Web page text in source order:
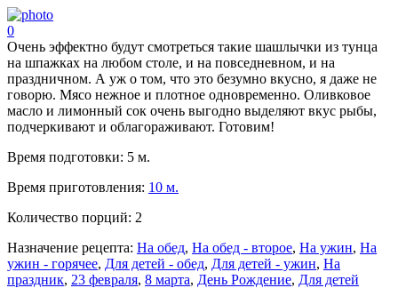
0
Очень эффектно будут смотреться такие шашлычки из тунца
на шпажках на любом столе, и на повседневном, и на
праздничном. А уж о том, что это безумно вкусно, я даже не
говорю. Мясо нежное и плотное одновременно. Оливковое
масло и лимонный сок очень выгодно выделяют вкус рыбы,
подчеркивают и облагораживают. Готовим!
Время подготовки: 5 м.
Время приготовления: 10 м.
Количество порций: 2
Назначение рецепта: На обед, На обед - второе, На ужин, На
ужин - горячее, Для детей - обед, Для детей - ужин, На
праздник, 23 февраля, 8 марта, День Рождение, Для детей